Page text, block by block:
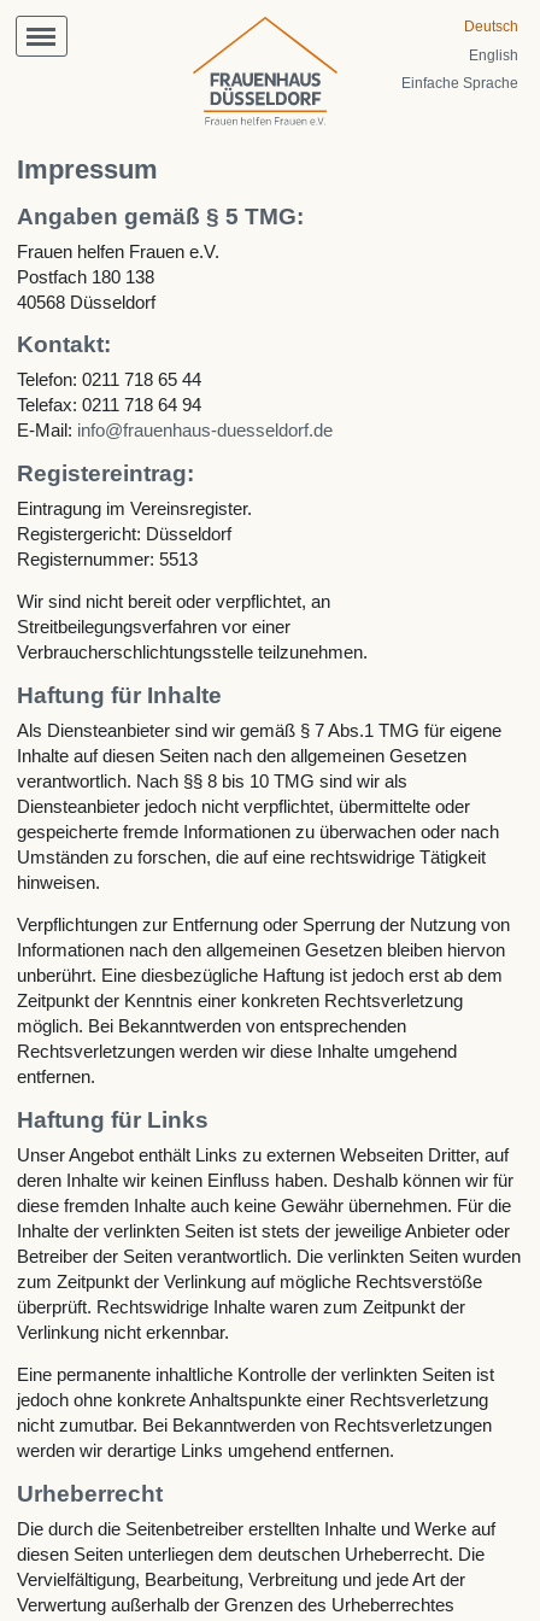
Hauptinhalt
springen
Deutsch
English
Einfache Sprache
Impressum
Angaben gemäß § 5 TMG:
Frauen helfen Frauen e.V.
Postfach 180 138
40568 Düsseldorf
Kontakt:
Telefon: 0211 718 65 44
Telefax: 0211 718 64 94
E-Mail: info@frauenhaus-duesseldorf.de
Registereintrag:
Eintragung im Vereinsregister.
Registergericht: Düsseldorf
Registernummer: 5513
Wir sind nicht bereit oder verpflichtet, an
Streitbeilegungsverfahren vor einer
Verbraucherschlichtungsstelle teilzunehmen.
Haftung für Inhalte
Als Diensteanbieter sind wir gemäß § 7 Abs.1 TMG für eigene
Inhalte auf diesen Seiten nach den allgemeinen Gesetzen
verantwortlich. Nach §§ 8 bis 10 TMG sind wir als
Diensteanbieter jedoch nicht verpflichtet, übermittelte oder
gespeicherte fremde Informationen zu überwachen oder nach
Umständen zu forschen, die auf eine rechtswidrige Tätigkeit
hinweisen.
Verpflichtungen zur Entfernung oder Sperrung der Nutzung von
Informationen nach den allgemeinen Gesetzen bleiben hiervon
unberührt. Eine diesbezügliche Haftung ist jedoch erst ab dem
Zeitpunkt der Kenntnis einer konkreten Rechtsverletzung
möglich. Bei Bekanntwerden von entsprechenden
Rechtsverletzungen werden wir diese Inhalte umgehend
entfernen.
Haftung für Links
Unser Angebot enthält Links zu externen Webseiten Dritter, auf
deren Inhalte wir keinen Einfluss haben. Deshalb können wir für
diese fremden Inhalte auch keine Gewähr übernehmen. Für die
Inhalte der verlinkten Seiten ist stets der jeweilige Anbieter oder
Betreiber der Seiten verantwortlich. Die verlinkten Seiten wurden
zum Zeitpunkt der Verlinkung auf mögliche Rechtsverstöße
überprüft. Rechtswidrige Inhalte waren zum Zeitpunkt der
Verlinkung nicht erkennbar.
Eine permanente inhaltliche Kontrolle der verlinkten Seiten ist
jedoch ohne konkrete Anhaltspunkte einer Rechtsverletzung
nicht zumutbar. Bei Bekanntwerden von Rechtsverletzungen
werden wir derartige Links umgehend entfernen.
Urheberrecht
Die durch die Seitenbetreiber erstellten Inhalte und Werke auf
diesen Seiten unterliegen dem deutschen Urheberrecht. Die
Vervielfältigung, Bearbeitung, Verbreitung und jede Art der
Verwertung außerhalb der Grenzen des Urheberrechtes